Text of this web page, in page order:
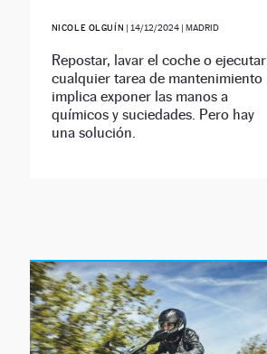
NICOLE OLGUÍN | 14/12/2024 | MADRID
Repostar, lavar el coche o ejecutar
cualquier tarea de mantenimiento
implica exponer las manos a
químicos y suciedades. Pero hay
una solución.